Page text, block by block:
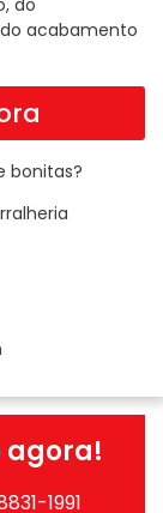
do
acabamento
bonitas?
agora!
1991